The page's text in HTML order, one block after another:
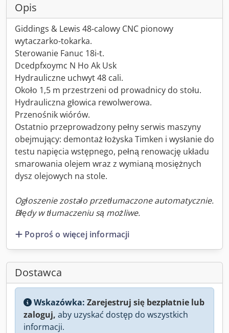
Opis
Giddings & Lewis 48-calowy CNC pionowy
wytaczarko-tokarka.
Sterowanie Fanuc 18i-t.
Dcedpfxoymc N Ho Ak Usk
Hydrauliczne uchwyt 48 cali.
Około 1,5 m przestrzeni od prowadnicy do stołu.
Hydrauliczna głowica rewolwerowa.
Przenośnik wiórów.
Ostatnio przeprowadzony pełny serwis maszyny
obejmujący: demontaż łożyska Timken i wysłanie do
testu napięcia wstępnego, pełną renowację układu
smarowania olejem wraz z wymianą mosiężnych
dysz olejowych na stole.
Ogłoszenie zostało przetłumaczone automatycznie.
Błędy w tłumaczeniu są możliwe.
Poproś o więcej informacji
Dostawca
Wskazówka: Zarejestruj się bezpłatnie lub
zaloguj, aby uzyskać dostęp do wszystkich
informacji.